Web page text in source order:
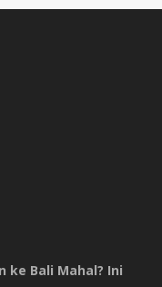
ke Bali Mahal? Ini